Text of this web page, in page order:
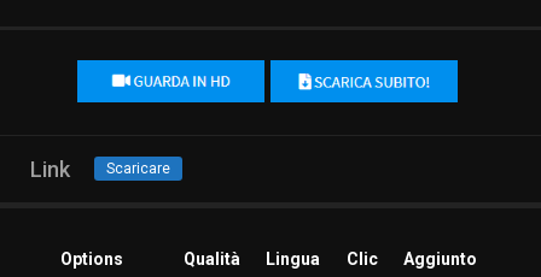
Link Scaricare
Options Qualità Lingua Clic Aggiunto